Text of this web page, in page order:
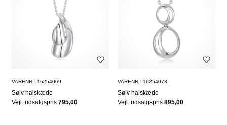
VARENR.: 16254069
Sølv halskæde
Vejl. udsalgspris 795,00
VARENR.: 16254073
Sølv halskæde
Vejl. udsalgspris895,00